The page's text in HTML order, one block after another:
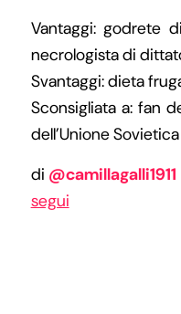
Vantaggi: godrete
necrologista di
Svantaggi: dieta
Sconsigliata a: fan
dell’Unione Sovietica
di @camillagalli1911
segui